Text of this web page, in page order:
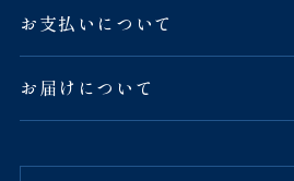
お支払いについて
お届けについて